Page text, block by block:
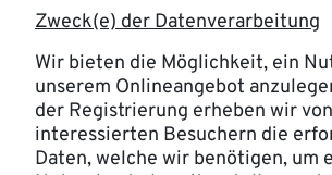
Zweck(e) der Datenverarbeitung
Wir bieten die Möglichkeit, ein
unserem Onlineangebot
der Registrierung erheben wir
interessierten Besuchern die
Daten, welche wir benötigen, um